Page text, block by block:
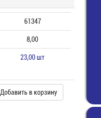
61347
8,00
23,00 шт
Добавить в корзину